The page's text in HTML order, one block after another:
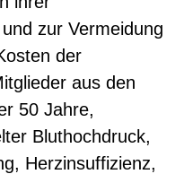
zur Vermeidung
der
aus den
50 Jahre,
Bluthochdruck,
Herzinsuffizienz,